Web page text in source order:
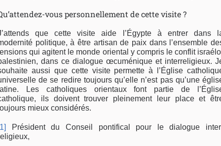
vous personnellement de cette visite ?
que cette visite aide l’Égypte à entrer dans
politique, à être artisan de paix dans l’ensemble
qui agitent le monde oriental y compris le conflit
dans ce dialogue œcuménique et interreligieux.
aussi que cette visite permette à l’Église
de se redire toujours qu’elle n’est pas qu’une
Les catholiques orientaux font partie de
ils doivent trouver pleinement leur place et
mieux considérés.
Président du Conseil pontifical pour le dialogue